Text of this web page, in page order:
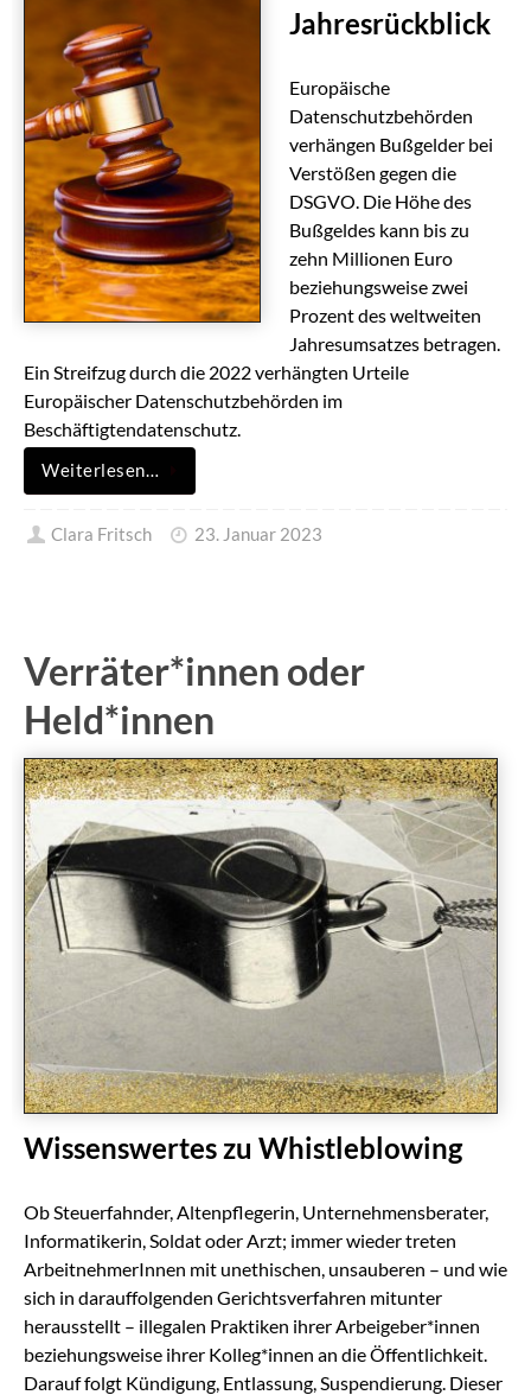
Jahresrückblick
Europäische
Datenschutzbehörden
verhängen Bußgelder bei
Verstößen gegen die
DSGVO. Die Höhe des
Bußgeldes kann bis zu
zehn Millionen Euro
beziehungsweise zwei
Prozent des weltweiten
Jahresumsatzes betragen.
Ein Streifzug durch die 2022 verhängten Urteile
Europäischer Datenschutzbehörden im
Beschäftigtendatenschutz.
Weiterlesen…
Clara Fritsch 23. Januar 2023
Verräter*innen oder
Held*innen
Wissenswertes zu Whistleblowing
Ob Steuerfahnder, Altenpflegerin, Unternehmensberater,
Informatikerin, Soldat oder Arzt; immer wieder treten
ArbeitnehmerInnen mit unethischen, unsauberen – und wie
sich in darauffolgenden Gerichtsverfahren mitunter
herausstellt – illegalen Praktiken ihrer Arbeigeber*innen
beziehungsweise ihrer Kolleg*innen an die Öffentlichkeit.
Darauf folgt Kündigung, Entlassung, Suspendierung. Dieser